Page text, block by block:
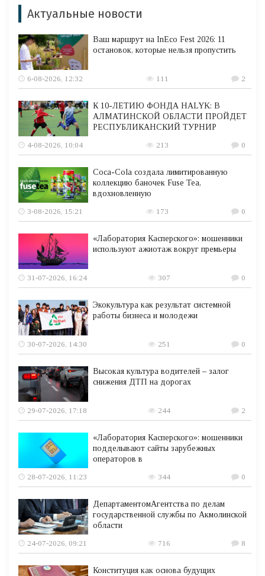
Актуальные новости
Ваш маршрут на InEco Fest 2026: 11
остановок, которые нельзя пропустить
6-08-2026, 12:32 111 2
К 10-ЛЕТИЮ ФОНДА HALYK: В
АЛМАТИНСКОЙ ОБЛАСТИ ПРОЙДЕТ
РЕСПУБЛИКАНСКИЙ ТУРНИР
4-08-2026, 10:04
213 0
Coca-Cola создала лимитированную
коллекцию баночек Fuse Tea,
вдохновленную
3-08-2026, 15:21
173 0
«Лаборатория Касперского»: мошенники
используют ажиотаж вокруг премьеры
31-07-2026, 16:24 307 0
Экокультура как результат системной
работы бизнеса и молодежи
30-07-2026, 14:30 251 0
Высокая культура водителей – залог
снижения ДТП на дорогах
29-07-2026, 17:18 244 2
«Лаборатория Касперского»: мошенники
подделывают сайты зарубежных
операторов в
28-07-2026, 11:23
344 0
ДепартаментомАгентства по делам
государственной службы по Акмолинской
области
24-07-2026, 09:21
716 8
Конституция как основа будущих